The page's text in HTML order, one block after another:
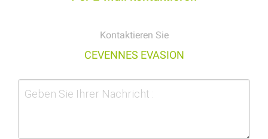
Kontaktieren Sie
CEVENNES EVASION